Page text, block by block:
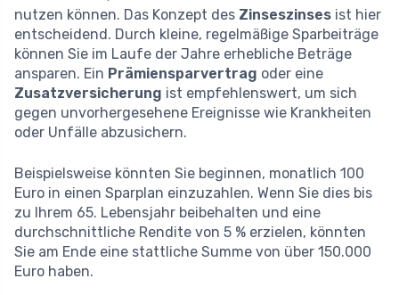
nutzen können. Das Konzept des Zinseszinses ist hier
entscheidend. Durch kleine, regelmäßige Sparbeiträge
können Sie im Laufe der Jahre erhebliche Beträge
ansparen. Ein Prämiensparvertrag oder eine
Zusatzversicherung ist empfehlenswert, um sich
gegen unvorhergesehene Ereignisse wie Krankheiten
oder Unfälle abzusichern.
Beispielsweise könnten Sie beginnen, monatlich 100
Euro in einen Sparplan einzuzahlen. Wenn Sie dies bis
zu Ihrem 65. Lebensjahr beibehalten und eine
durchschnittliche Rendite von 5 % erzielen, könnten
Sie am Ende eine stattliche Summe von über 150.000
Euro haben.